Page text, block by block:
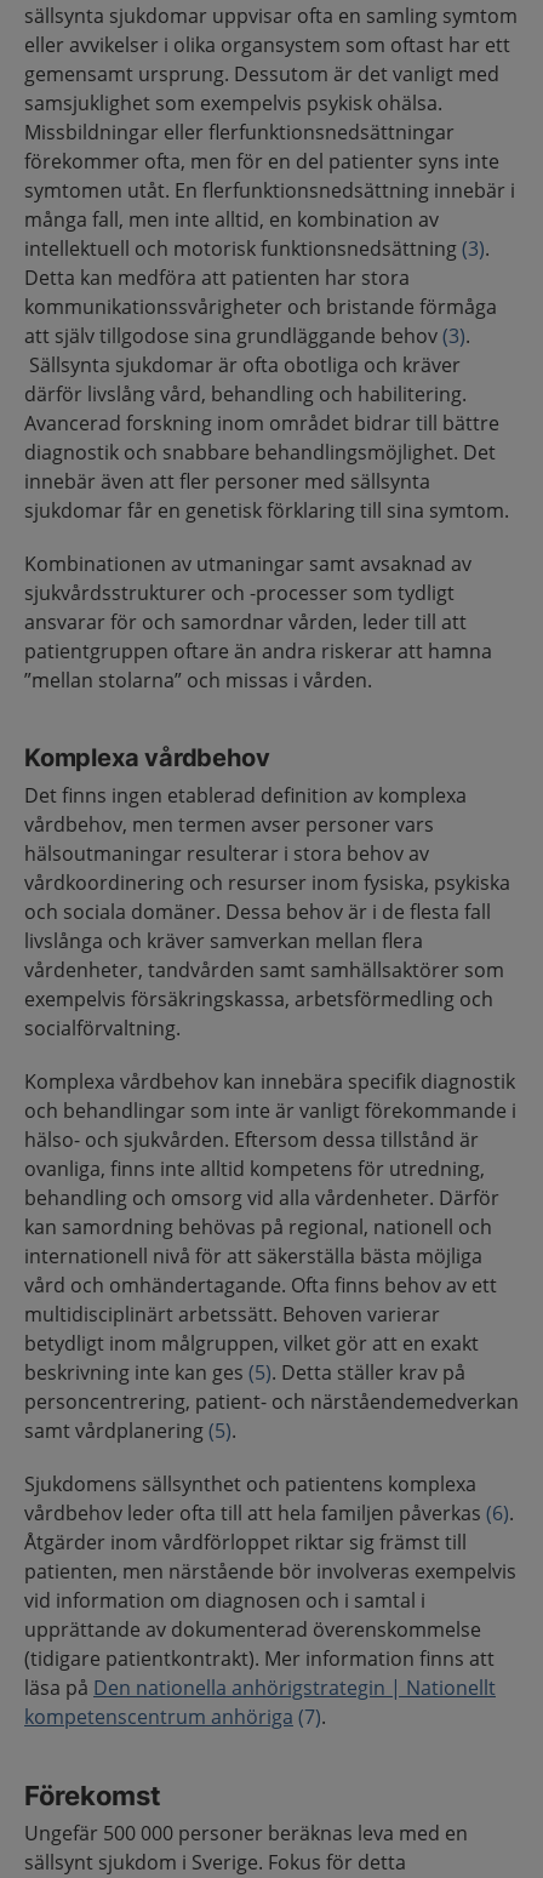
sällsynta sjukdomar uppvisar ofta en samling symtom
eller avvikelser i olika organsystem som oftast har ett
gemensamt ursprung. Dessutom är det vanligt med
samsjuklighet som exempelvis psykisk ohälsa.
Missbildningar eller flerfunktionsnedsättningar
förekommer ofta, men för en del patienter syns inte
symtomen utåt. En flerfunktionsnedsättning innebär i
många fall, men inte alltid, en kombination av
intellektuell och motorisk funktionsnedsättning(3).
Detta kan medföra att patienten har stora
kommunikationssvårigheter och bristande förmåga
att själv tillgodose sina grundläggande behov(3).
Sällsynta sjukdomar är ofta obotliga och kräver
därför livslång vård, behandling och habilitering.
Avancerad forskning inom området bidrar till bättre
diagnostik och snabbare behandlingsmöjlighet. Det
innebär även att fler personer med sällsynta
sjukdomar får en genetisk förklaring till sina symtom.
Kombinationen av utmaningar samt avsaknad av
sjukvårdsstrukturer och -processer som tydligt
ansvarar för och samordnar vården, leder till att
patientgruppen oftare än andra riskerar att hamna
”mellan stolarna” och missas i vården.
Komplexa vårdbehov
Det finns ingen etablerad definition av komplexa
vårdbehov, men termen avser personer vars
hälsoutmaningar resulterar i stora behov av
vårdkoordinering och resurser inom fysiska, psykiska
och sociala domäner. Dessa behov är i de flesta fall
livslånga och kräver samverkan mellan flera
vårdenheter, tandvården samt samhällsaktörer som
exempelvis försäkringskassa, arbetsförmedling och
socialförvaltning.
Komplexa vårdbehov kan innebära specifik diagnostik
och behandlingar som inte är vanligt förekommande i
hälso- och sjukvården. Eftersom dessa tillstånd är
ovanliga, finns inte alltid kompetens för utredning,
behandling och omsorg vid alla vårdenheter. Därför
kan samordning behövas på regional, nationell och
internationell nivå för att säkerställa bästa möjliga
vård och omhändertagande. Ofta finns behov av ett
multidisciplinärt arbetssätt. Behoven varierar
betydligt inom målgruppen, vilket gör att en exakt
beskrivning inte kan ges (5). Detta ställer krav på
personcentrering, patient- och närståendemedverkan
samt vårdplanering(5).
Sjukdomens sällsynthet och patientens komplexa
vårdbehov leder ofta till att hela familjen påverkas (6).
Åtgärder inom vårdförloppet riktar sig främst till
patienten, men närstående bör involveras exempelvis
vid information om diagnosen och i samtal i
upprättande av dokumenterad överenskommelse
(tidigare patientkontrakt). Mer information finns att
läsa på Den nationella anhörigstrategin | Nationellt
kompetenscentrum anhöriga (7).
Förekomst
Ungefär 500 000 personer beräknas leva med en
sällsynt sjukdom i Sverige. Fokus för detta